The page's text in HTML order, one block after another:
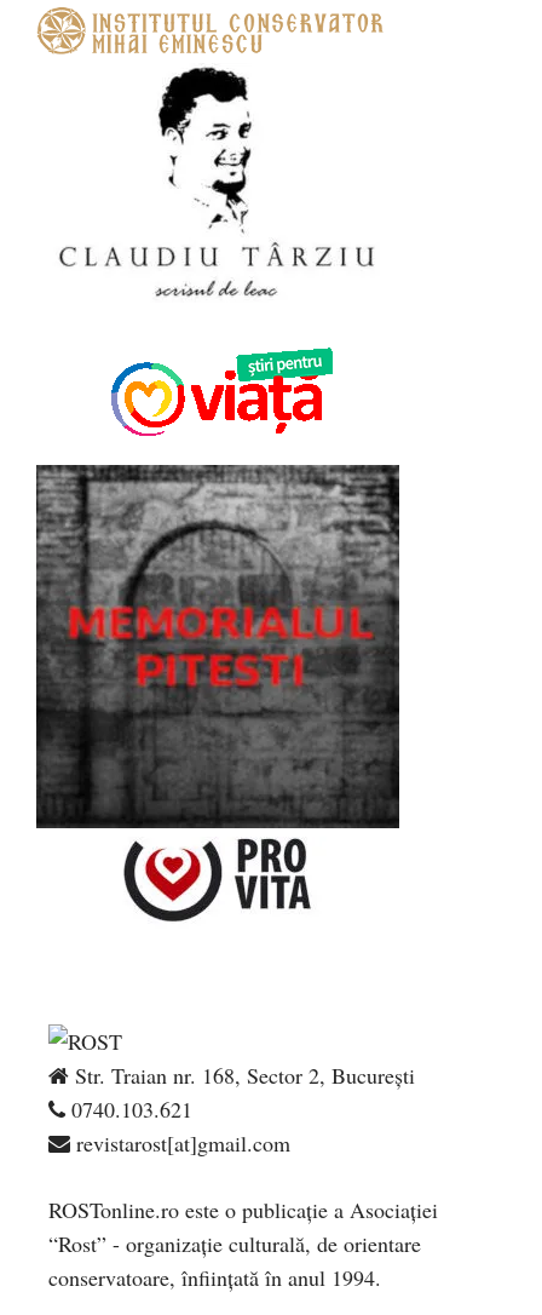
Str. Traian nr. 168, Sector 2, București
0740.103.621
revistarost[at]gmail.com
ROSTonline.ro este o publicaţie a Asociaţiei
“Rost” - organizaţie culturală, de orientare
conservatoare, înfiinţată în anul 1994.